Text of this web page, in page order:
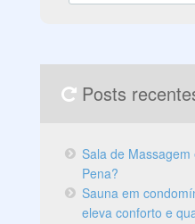
na decoração. Veja a
Posts
Sala de
Pena?
Sauna em
eleva conforto e